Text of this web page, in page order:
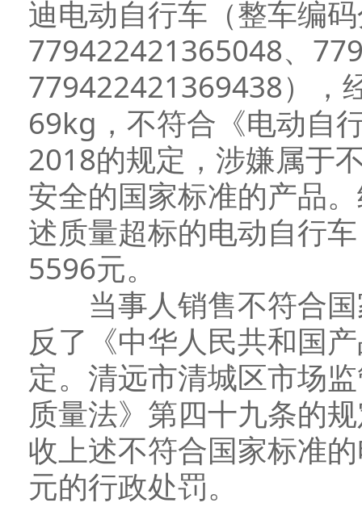
迪电动自行车（整车编
779422421365048、
779422421369438），
69kg，不符合《电动自
2018的规定，涉嫌属于
安全的国家标准的产品
述质量超标的电动自行
5596元。
当事人销售不符合国
反了《中华人民共和国
定。清远市清城区市场
质量法》第四十九条的
收上述不符合国家标准
元的行政处罚。